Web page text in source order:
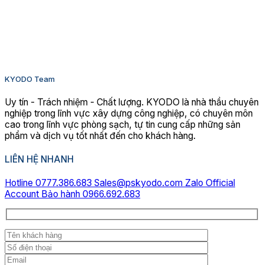
KYODO Team
Uy tín - Trách nhiệm - Chất lượng. KYODO là nhà thầu chuyên
nghiệp trong lĩnh vực xây dựng công nghiệp, có chuyên môn
cao trong lĩnh vực phòng sạch, tự tin cung cấp những sản
phẩm và dịch vụ tốt nhất đến cho khách hàng.
LIÊN HỆ NHANH
Hotline 0777.386.683 Sales@pskyodo.com Zalo Official
Account Bảo hành 0966.692.683